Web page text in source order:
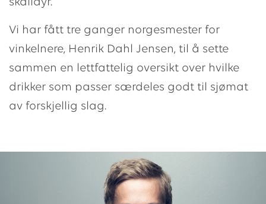
skalldyr.
Vi har fått tre ganger norgesmester for
vinkelnere, Henrik Dahl Jensen, til å sette
sammen en lettfattelig oversikt over hvilke
drikker som passer særdeles godt til sjømat
av forskjellig slag.